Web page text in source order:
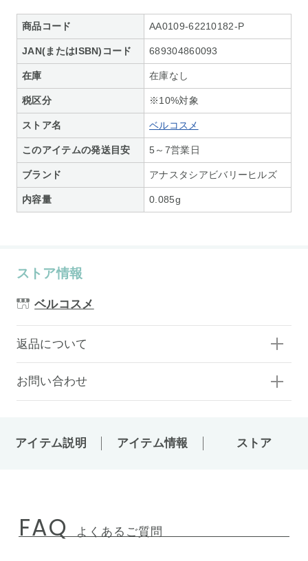
商品コード AA0109-62210182-P
JAN(またはISBN)コード 689304860093
在庫 在庫なし
税区分 ※10%対象
ストア名 ベルコスメ
このアイテムの発送目安 5～7営業日
ブランド アナスタシアビバリーヒルズ
内容量 0.085g
ストア情報
ベルコスメ
返品について
お問い合わせ
アイテム説明 アイテム情報 ストア
FAQ よくあるご質問